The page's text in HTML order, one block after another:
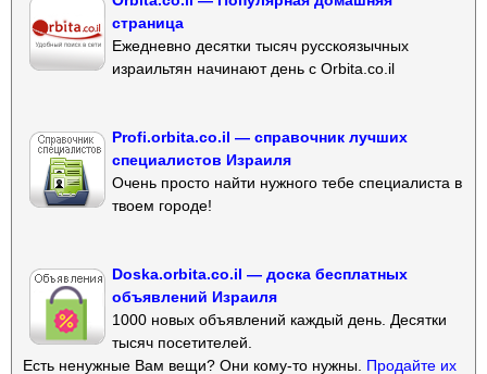
страница
Ежедневно десятки тысяч русскоязычных
израильтян начинают день с Orbita.co.il
Profi.orbita.co.il — справочник лучших
специалистов Израиля
Очень просто найти нужного тебе специалиста в
твоем городе!
Doska.orbita.co.il — доска бесплатных
объявлений Израиля
1000 новых объявлений каждый день. Десятки
тысяч посетителей.
Есть ненужные Вам вещи? Они кому-то нужны. Продайте их